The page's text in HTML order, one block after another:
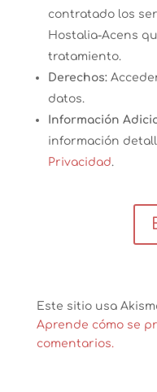
contratado los
Hostalia-Acens
tratamiento.
Derechos:
datos.
Información
información
Privacidad.
Este sitio usa
Aprende cómo se
comentarios.